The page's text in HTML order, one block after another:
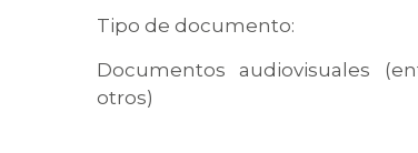
Tipo de documento:
Documentos audiovisuales
otros)